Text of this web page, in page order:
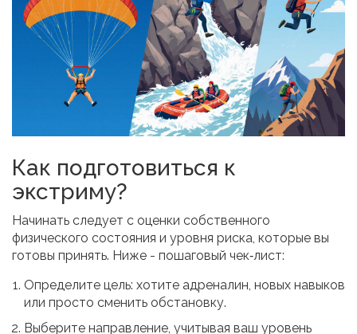
Как подготовиться к
экстриму?
Начинать следует с оценки собственного
физического состояния и уровня риска, которые вы
готовы принять. Ниже - пошаговый чек‑лист:
Определите цель: хотите адреналин, новых навыков
или просто сменить обстановку.
Выберите направление, учитывая ваш уровень